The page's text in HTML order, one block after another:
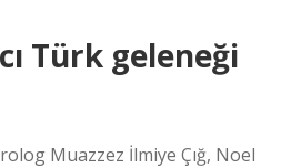
Türk geleneği
Muazzez İlmiye Çığ, Noel